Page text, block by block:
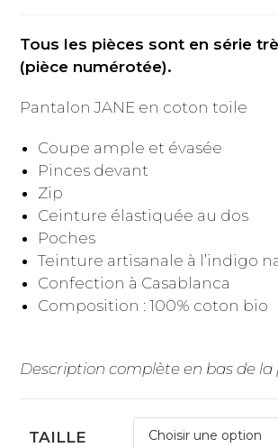
Tous les pièces sont en série
(pièce numérotée).
Pantalon JANE en coton toile
Coupe ample et évasée
Pinces devant
Zip
Ceinture élastiquée au dos
Poches
Teinture artisanale à l’indigo
Confection à Casablanca
Composition : 100% coton bio
Description complète en bas de la
TAILLE